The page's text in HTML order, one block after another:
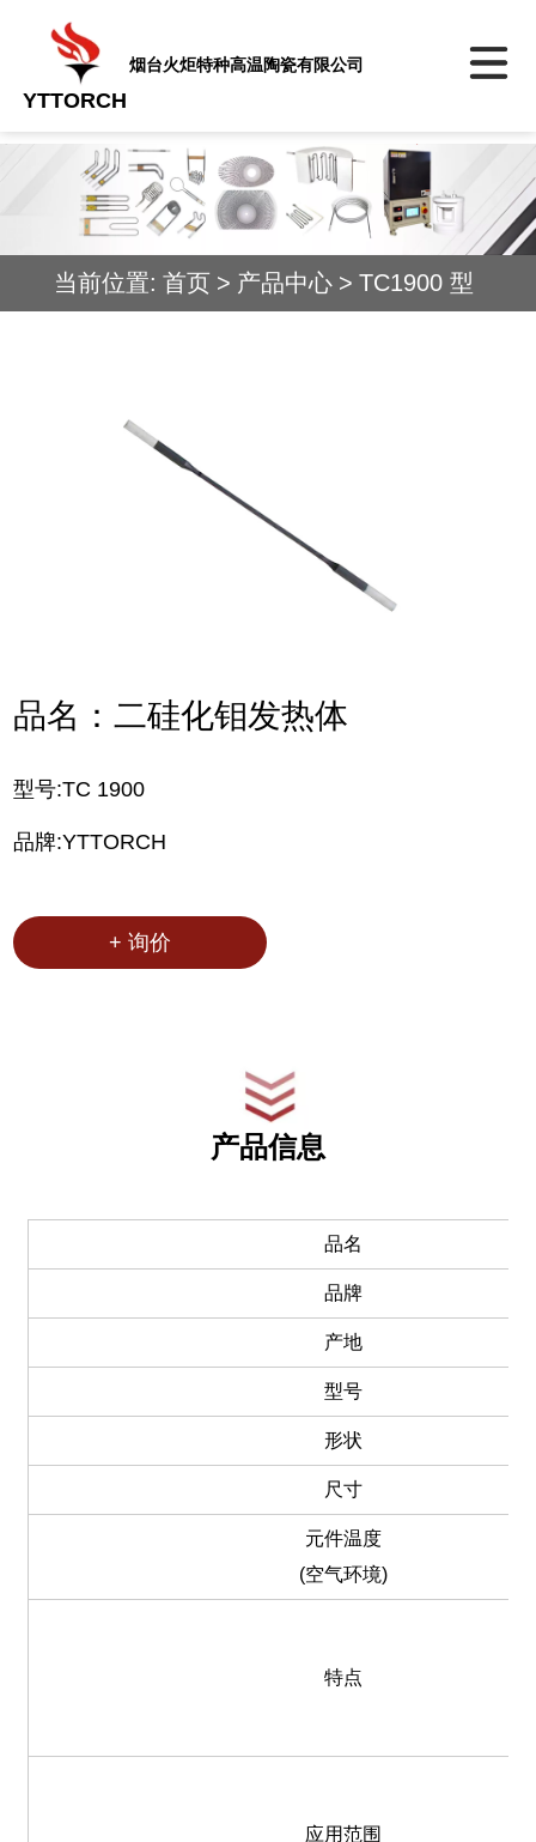
YTTORCH
烟台火炬特种高温陶瓷有限公司
当前位置: 首页 > 产品中心 > TC1900 型
品名：二硅化钼发热体
型号:TC 1900
品牌:YTTORCH
+ 询价
产品信息
品名
品牌
产地
型号
形状
尺寸
元件温度
(空气环境)
特点
应用范围